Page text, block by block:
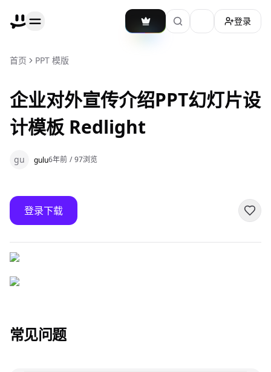
加载主题切换
登录
首页 PPT 模版
企业对外宣传介绍PPT幻灯片设
计模板 Redlight
gu gulu6年前 / 97浏览
登录下载
常见问题